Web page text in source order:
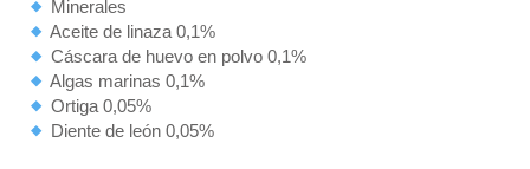
Minerales
Aceite de linaza 0,1%
Cáscara de huevo en polvo 0,1%
Algas marinas 0,1%
Ortiga 0,05%
Diente de león 0,05%